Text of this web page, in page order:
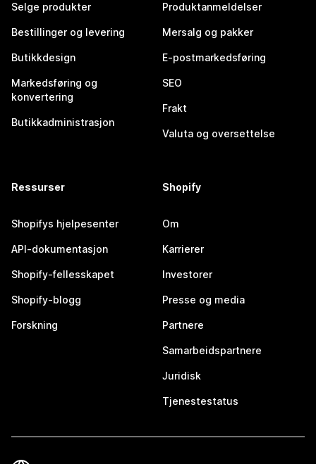
Selge produkter
Bestillinger og levering
Butikkdesign
Markedsføring og
konvertering
Butikkadministrasjon
Produktanmeldelser
Mersalg og pakker
E-postmarkedsføring
SEO
Frakt
Valuta og oversettelse
Ressurser
Shopifys hjelpesenter
API-dokumentasjon
Shopify-fellesskapet
Shopify-blogg
Forskning
Shopify
Om
Karrierer
Investorer
Presse og media
Partnere
Samarbeidspartnere
Juridisk
Tjenestestatus